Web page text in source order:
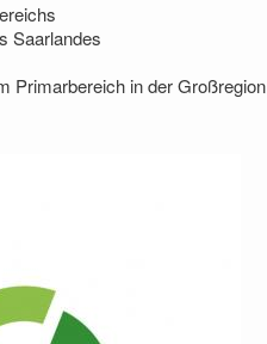
Saarlandes
Primarbereich in der Großregion